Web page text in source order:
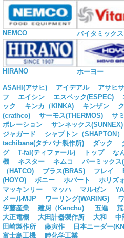
NEMCO バイタミックス
HIRANO ホーヨー
ASAHI(アサヒ) アイデアル アサヒ
フ
エイシン エスペック(ESPEC)
ック
キンカ（KINKA) キンザン
(crathco)
サーモス(THERMOS) サ
ポレーション
サンネックス(SUNNEX)
ジャガード
シャプトン（SHAPTON）
tachibana(タチバナ製作所)
ダック
グ
T-fal(ティファール) トップ な
機
ネスター ネムコ バーミック
（HATCO)
ブラス(BRAS) フレイ
(HOYO)
ボニー ホバート ホリズ
マッキンリー
マッハ マルゼン
メールMJP
ワーリング(WARING)
伊藤産業
建厨（Kenchu) 五進
大正電機
大田計器製作所 大和 中
田崎製作所
藤寅作 日本ニーダー
富士島工機
睦化学工業